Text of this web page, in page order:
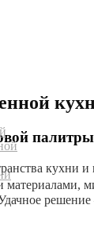
палитры
кухни